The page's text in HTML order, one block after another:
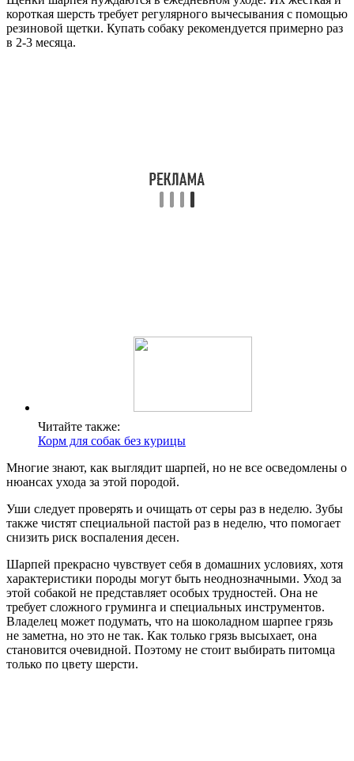
короткая шерсть требует регулярного вычесывания с помощью
резиновой щетки. Купать собаку рекомендуется примерно раз
в 2-3 месяца.
Читайте также:
Корм для собак без курицы
Многие знают, как выглядит шарпей, но не все осведомлены о
нюансах ухода за этой породой.
Уши следует проверять и очищать от серы раз в неделю. Зубы
также чистят специальной пастой раз в неделю, что помогает
снизить риск воспаления десен.
Шарпей прекрасно чувствует себя в домашних условиях, хотя
характеристики породы могут быть неоднозначными. Уход за
этой собакой не представляет особых трудностей. Она не
требует сложного груминга и специальных инструментов.
Владелец может подумать, что на шоколадном шарпее грязь
не заметна, но это не так. Как только грязь высыхает, она
становится очевидной. Поэтому не стоит выбирать питомца
только по цвету шерсти.